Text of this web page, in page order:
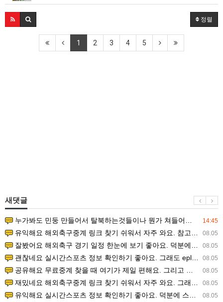
정렬
1 2 3 4 5
새댓글
14:45
누가봐도 민둥 만들어서 탈북하는것들이나 뭔가 쳐들어오는 낌새를 미리 알아차리기 위함이지 저걸 전쟁준비라고 하…
08.05
유익해요 해외축구중계 링크 찾기 쉬워서 자주 와요. 참고로 무료스포츠중계 정보 확인할 때 출처 꼭 체크해요.…
08.05
잘봤어요 해외축구 경기 일정 한눈에 보기 좋아요. 덕분에 epl중계 볼 때 공식 중계 채널 먼저 찾아봐요. …
08.05
괜찮네요 실시간스포츠 정보 확인하기 좋아요. 그래도 epl중계 볼 때 공식 중계 채널 먼저 찾아봐요. 북마크…
08.05
공유해요 무료중계 찾을 때 여기가 제일 편해요. 그리고 무료스포츠중계 정보 확인할 때 출처 꼭 체크해요. 앞…
08.05
재밌네요 해외축구중계 링크 찾기 쉬워서 자주 와요. 그래서 해외축구중계도 정식 서비스로 봐야 안전해요. 다음…
08.05
유익해요 실시간스포츠 정보 확인하기 좋아요. 덕분에 스포츠중계는 합법적인 경로로만 시청하려 해요. 좋은 정보…